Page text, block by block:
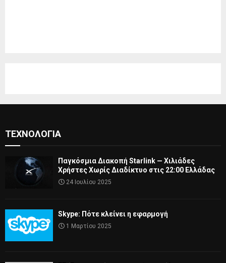
ΤΕΧΝΟΛΟΓΊΑ
Παγκόσμια Διακοπή Starlink — Χιλιάδες
Χρήστες Χωρίς Διαδίκτυο στις 22:00 Ελλάδας
24 Ιουλίου 2025
Skype: Πότε κλείνει η εφαρμογή
1 Μαρτίου 2025